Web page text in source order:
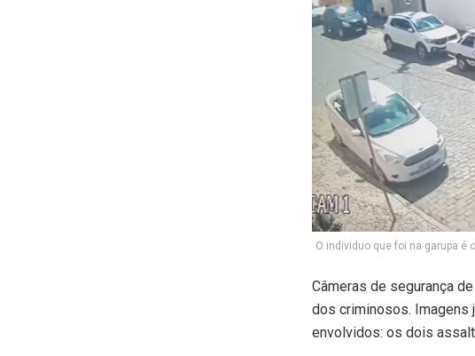
O individuo que foi na garupa é
Câmeras de segurança
dos criminosos. Imagens
envolvidos: os dois